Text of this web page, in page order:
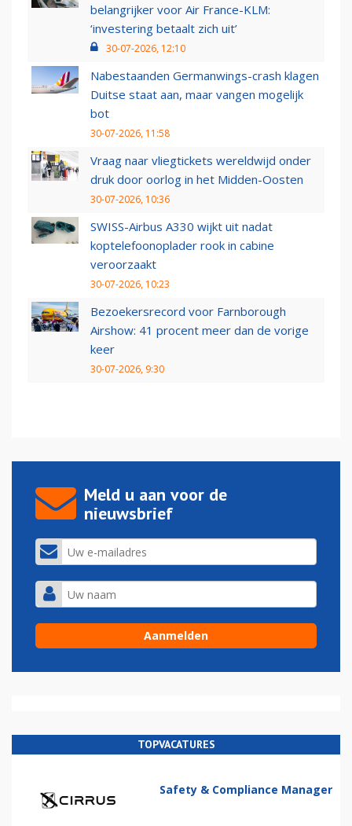
belangrijker voor Air France-KLM:
‘investering betaalt zich uit’
30-07-2026, 12:10
Nabestaanden Germanwings-crash klagen
Duitse staat aan, maar vangen mogelijk
bot
30-07-2026, 11:58
Vraag naar vliegtickets wereldwijd onder
druk door oorlog in het Midden-Oosten
30-07-2026, 10:36
SWISS-Airbus A330 wijkt uit nadat
koptelefoonoplader rook in cabine
veroorzaakt
30-07-2026, 10:23
Bezoekersrecord voor Farnborough
Airshow: 41 procent meer dan de vorige
keer
30-07-2026, 9:30
Meld u aan voor de
nieuwsbrief
TOPVACATURES
Safety & Compliance Manager